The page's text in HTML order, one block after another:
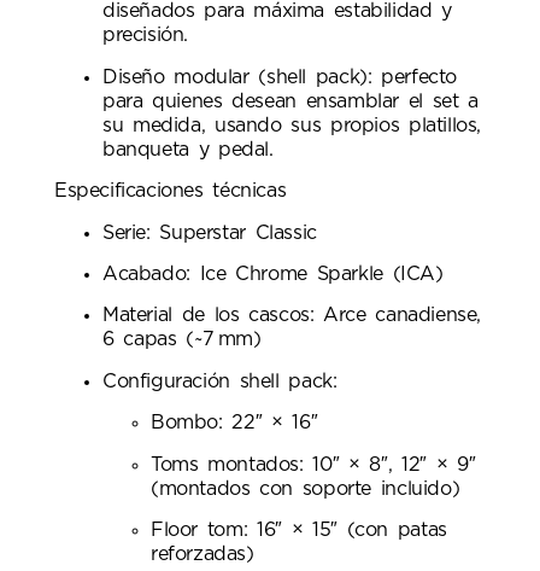
diseñados para máxima estabilidad y
precisión.
Diseño modular (shell pack): perfecto
para quienes desean ensamblar el set a
su medida, usando sus propios platillos,
banqueta y pedal.
Especificaciones técnicas
Serie: Superstar Classic
Acabado: Ice Chrome Sparkle (ICA)
Material de los cascos: Arce canadiense,
6 capas (~7 mm)
Configuración shell pack:
Bombo: 22″ × 16″
Toms montados: 10″ × 8″, 12″ × 9″
(montados con soporte incluido)
Floor tom: 16″ × 15″ (con patas
reforzadas)